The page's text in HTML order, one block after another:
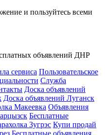
и пользуйтесь всеми
объявлений ДНР
сервиса Пользовательское
Служба
Доска объявлений
Доска объявлений Луганск
Макеевка Объявления
Бесплатные
Зугрэс Купи продай
Бесплатные объявления